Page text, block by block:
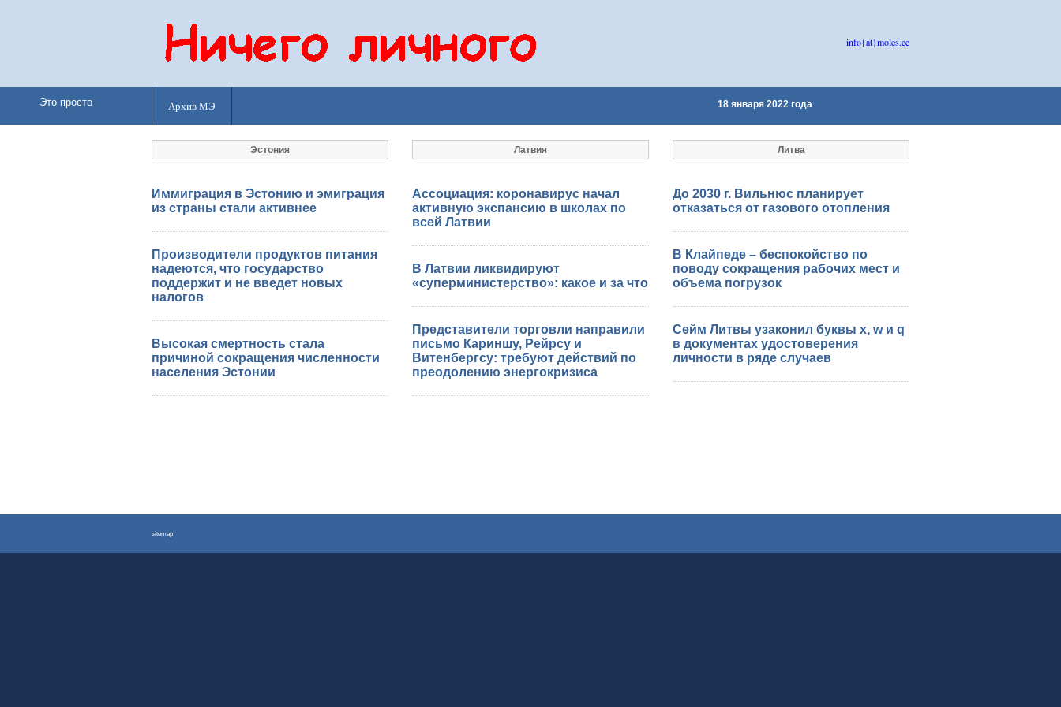
info{at}moles.ee
Это просто Архив МЭ 18 января 2022 года
Эстония
Иммиграция в Эстонию и эмиграция
из страны стали активнее
Производители продуктов питания
надеются, что государство
поддержит и не введет новых
налогов
Высокая смертность стала
причиной сокращения численности
населения Эстонии
Латвия
Ассоциация: коронавирус начал
активную экспансию в школах по
всей Латвии
В Латвии ликвидируют
«суперминистерство»: какое и за что
Представители торговли направили
письмо Кариншу, Рейрсу и
Витенбергсу: требуют действий по
преодолению энергокризиса
Литва
До 2030 г. Вильнюс планирует
отказаться от газового отопления
В Клайпеде – беспокойство по
поводу сокращения рабочих мест и
объема погрузок
Сейм Литвы узаконил буквы x, w и q
в документах удостоверения
личности в ряде случаев
sitemap